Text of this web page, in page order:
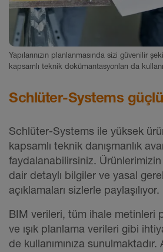
Yapılarınızın planlanmasında sizi güvenilir
kapsamlı teknik dokümantasyonları da
Schlüter-Systems güçlü
Schlüter-Systems ile yüksek
kapsamlı teknik danışmanlık
faydalanabilirsiniz. Ürünlerimizin
dair detaylı bilgiler ve yasal
açıklamaları sizlerle paylaşılıyor.
BIM verileri, tüm ihale metinleri
ve ışık planlama verileri gibi
de kullanımınıza